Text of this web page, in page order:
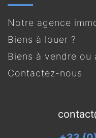
Notre agence
Biens à louer ?
Biens à vendre ou
Contactez-nous